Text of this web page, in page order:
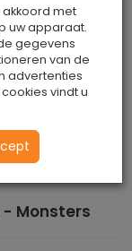
- Monsters
akkoord met
uw apparaat.
gegevens
van de
advertenties
vindt u